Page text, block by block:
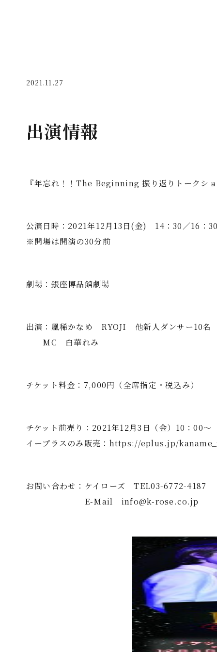
2021.11.27
出演情報
『年忘れ！！The Beginning 振り返りトークシ
公演日時：2021年12月13日(金) 14：30／16：
※開場は開演の30分前
劇場：銀座博品館劇場
出演：凰稀かなめ RYOJI 他新人ダンサー10名
MC 白華れみ
チケット料金：7,000円（全席指定・税込み）
チケット前売り：2021年12月3日（金）10：00～
イープラスのみ販売：https://eplus.jp/
お問い合わせ：ケイローズ TEL03-6772-4187
E-Mail info@k-rose.co.jp